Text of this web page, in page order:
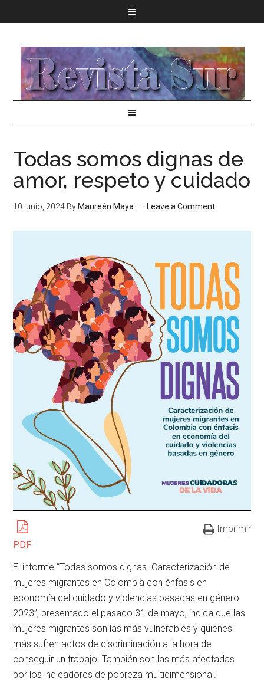
Todas somos dignas de
amor, respeto y cuidado
10 junio, 2024 By Maureén Maya Leave a Comment
PDF
Imprimir
El informe “Todas somos dignas. Caracterización de
mujeres migrantes en Colombia con énfasis en
economía del cuidado y violencias basadas en género
2023”, presentado el pasado 31 de mayo, indica que las
mujeres migrantes son las más vulnerables y quienes
más sufren actos de discriminación a la hora de
conseguir un trabajo. También son las más afectadas
por los indicadores de pobreza multidimensional.